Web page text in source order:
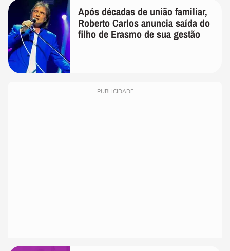
Após décadas de união familiar,
Roberto Carlos anuncia saída do
filho de Erasmo de sua gestão
PUBLICIDADE